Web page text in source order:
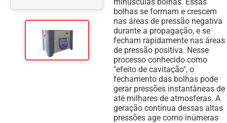
minúsculas bolhas. Essas
bolhas se formam e crescem
nas áreas de pressão negativa
durante a propagação, e se
fecham rapidamente nas áreas
de pressão positiva. Nesse
processo conhecido como
"efeito de cavitação", o
fechamento das bolhas pode
gerar pressões instantâneas de
até milhares de atmosferas. A
geração contínua dessas altas
pressões age como inúmeras